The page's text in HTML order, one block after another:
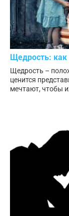
Щедрость: как
Щедрость –
ценится
мечтают, чтобы